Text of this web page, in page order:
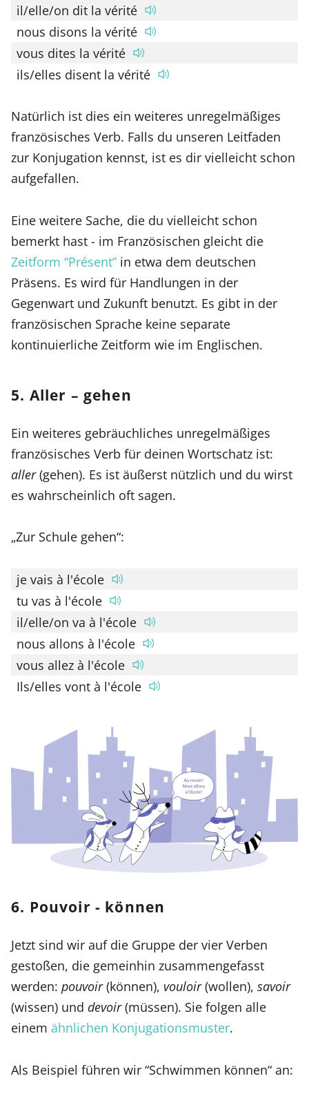
il/elle/on dit la vérité
nous disons la vérité
vous dites la vérité
ils/elles disent la vérité
Natürlich ist dies ein weiteres unregelmäßiges
französisches Verb. Falls du unseren Leitfaden
zur Konjugation kennst, ist es dir vielleicht schon
aufgefallen.
Eine weitere Sache, die du vielleicht schon
bemerkt hast - im Französischen gleicht die
Zeitform “Présent” in etwa dem deutschen
Präsens. Es wird für Handlungen in der
Gegenwart und Zukunft benutzt. Es gibt in der
französischen Sprache keine separate
kontinuierliche Zeitform wie im Englischen.
5. Aller – gehen
Ein weiteres gebräuchliches unregelmäßiges
französisches Verb für deinen Wortschatz ist:
aller(gehen). Es ist äußerst nützlich und du wirst
es wahrscheinlich oft sagen.
„Zur Schule gehen“:
je vais à l'école
tu vas à l'école
il/elle/on va à l'école
nous allons à l'école
vous allez à l'école
Ils/elles vont à l'école
6. Pouvoir - können
Jetzt sind wir auf die Gruppe der vier Verben
gestoßen, die gemeinhin zusammengefasst
werden: pouvoir(können), vouloir(wollen), savoir
(wissen) und devoir(müssen). Sie folgen alle
einem ähnlichen Konjugationsmuster.
Als Beispiel führen wir “Schwimmen können“ an: